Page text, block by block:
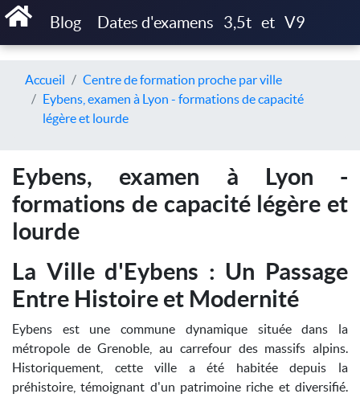
Blog Dates d'examens 3,5t et V9
Accueil
Centre de formation proche par ville
Eybens, examen à Lyon - formations de capacité
légère et lourde
Eybens, examen à Lyon -
formations de capacité légère et
lourde
La Ville d'Eybens : Un Passage
Entre Histoire et Modernité
Eybens est une commune dynamique située dans la
métropole de Grenoble, au carrefour des massifs alpins.
Historiquement, cette ville a été habitée depuis la
préhistoire, témoignant d'un patrimoine riche et diversifié.